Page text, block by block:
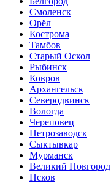
Смоленск
Орёл
Кострома
Тамбов
Старый Оскол
Рыбинск
Ковров
Архангельск
Северодвинск
Вологда
Череповец
Петрозаводск
Сыктывкар
Мурманск
Великий Новгород
Псков